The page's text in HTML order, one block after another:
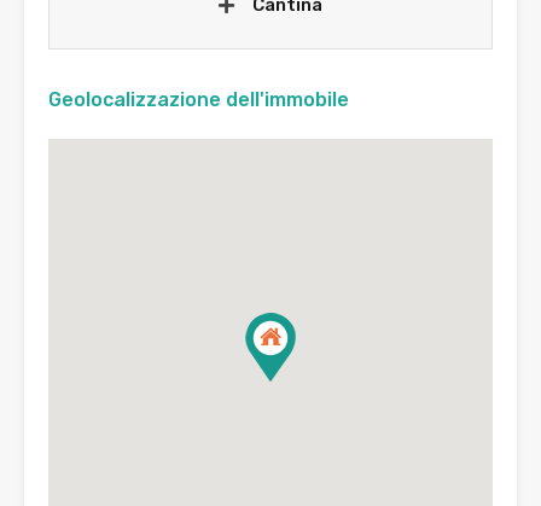
Cantina
Geolocalizzazione dell'immobile